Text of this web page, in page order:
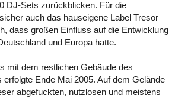
DJ-Sets zurückblicken. Für die
auch das hauseigene Label Tresor
dass großen Einfluss auf die Entwicklung
und Europa hatte.
mit dem restlichen Gebäude des
Ende Mai 2005. Auf dem Gelände
abgefuckten, nutzlosen und meistens